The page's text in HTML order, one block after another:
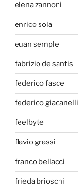
elena zannoni
enrico sola
euan semple
fabrizio de santis
federico fasce
federico giacanelli
feelbyte
flavio grassi
franco bellacci
frieda brioschi